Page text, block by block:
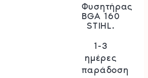
Φυσητήρας
BGA 160
STIHL.
1-3
ημέρες
παράδοση